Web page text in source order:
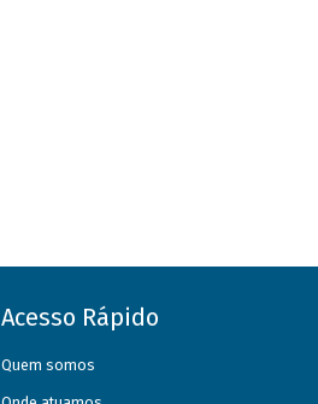
Acesso Rápido
Quem somos